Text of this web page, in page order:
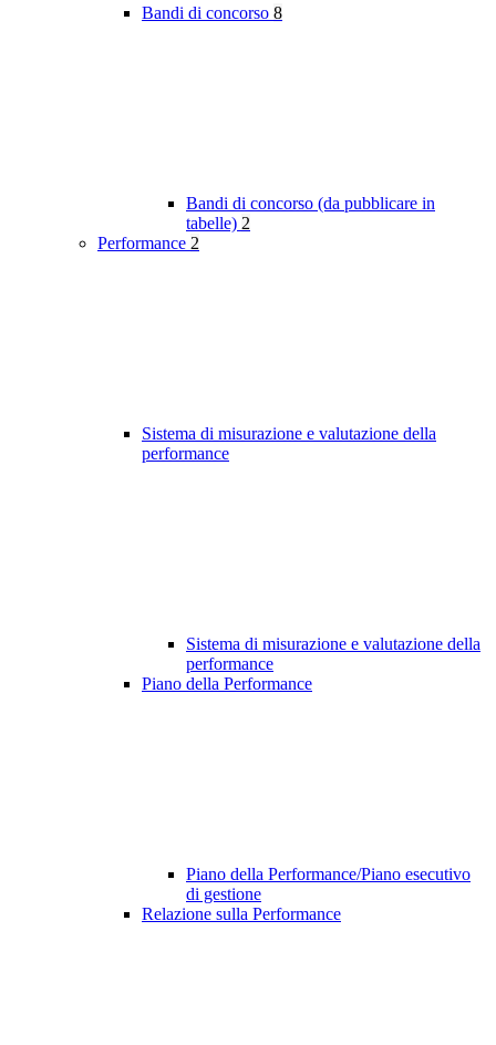
Bandi di concorso 8
Bandi di concorso (da pubblicare in
tabelle) 2
Performance 2
Sistema di misurazione e valutazione della
performance
Sistema di misurazione e valutazione della
performance
Piano della Performance
Piano della Performance/Piano esecutivo
di gestione
Relazione sulla Performance